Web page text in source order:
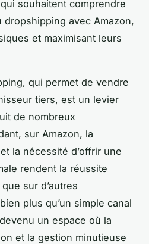
souhaitent comprendre
avec Amazon,
et maximisant leurs
qui permet de vendre
tiers, est un levier
de nombreux
sur Amazon, la
la nécessité d’offrir une
rendent la réussite
sur d’autres
plus qu’un simple canal
un espace où la
et la gestion minutieuse